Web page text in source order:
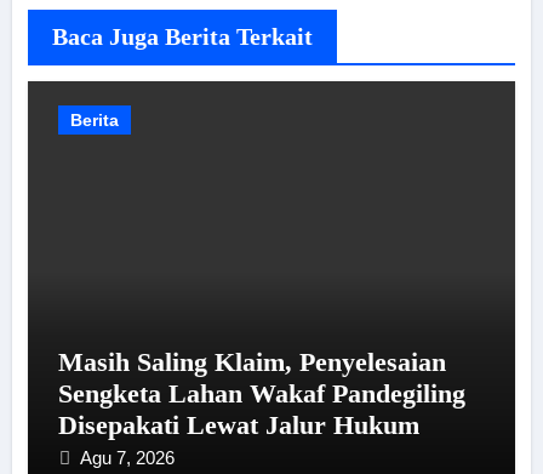
Baca Juga Berita Terkait
Berita
Masih Saling Klaim, Penyelesaian
Sengketa Lahan Wakaf Pandegiling
Disepakati Lewat Jalur Hukum
Agu 7, 2026